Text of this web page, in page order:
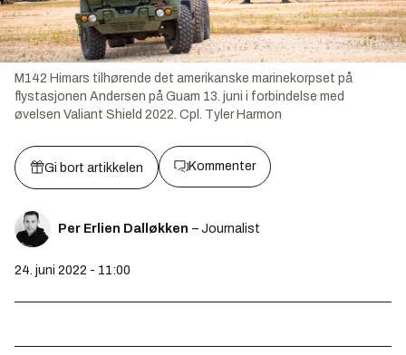
M142 Himars tilhørende det amerikanske marinekorpset på
flystasjonen Andersen på Guam 13. juni i forbindelse med
øvelsen Valiant Shield 2022. Cpl. Tyler Harmon
Gi bort artikkelen Kommenter
Per Erlien Dalløkken – Journalist
24. juni 2022 - 11:00